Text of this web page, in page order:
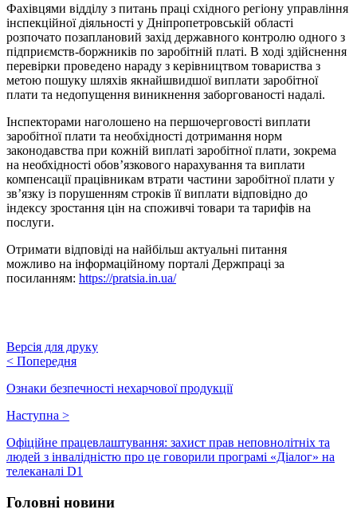
Фахівцями відділу з питань праці східного регіону управління
інспекційної діяльності у Дніпропетровській області
розпочато позаплановий захід державного контролю одного з
підприємств-боржників по заробітній платі. В ході здійснення
перевірки проведено нараду з керівництвом товариства з
метою пошуку шляхів якнайшвидшої виплати заробітної
плати та недопущення виникнення заборгованості надалі.
Інспекторами наголошено на першочерговості виплати
заробітної плати та необхідності дотримання норм
законодавства при кожній виплаті заробітної плати, зокрема
на необхідності обов’язкового нарахування та виплати
компенсації працівникам втрати частини заробітної плати у
зв’язку із порушенням строків її виплати відповідно до
індексу зростання цін на споживчі товари та тарифів на
послуги.
Отримати відповіді на найбільш актуальні питання
можливо на інформаційному порталі Держпраці за
посиланням: https://pratsia.in.ua/
Версія для друку
< Попередня
Ознаки безпечності нехарчової продукції
Наступна >
Офіційне працевлаштування: захист прав неповнолітніх та
людей з інвалідністю про це говорили програмі «Діалог» на
телеканалі D1
Головні новини